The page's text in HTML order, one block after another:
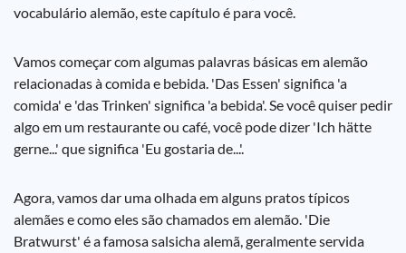
vocabulário alemão, este capítulo é para você.
Vamos começar com algumas palavras básicas em alemão
relacionadas à comida e bebida. 'Das Essen' significa 'a
comida' e 'das Trinken' significa 'a bebida'. Se você quiser pedir
algo em um restaurante ou café, você pode dizer 'Ich hätte
gerne...' que significa 'Eu gostaria de...'.
Agora, vamos dar uma olhada em alguns pratos típicos
alemães e como eles são chamados em alemão. 'Die
Bratwurst' é a famosa salsicha alemã, geralmente servida